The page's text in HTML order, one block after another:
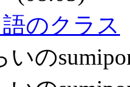
のクラス
いの